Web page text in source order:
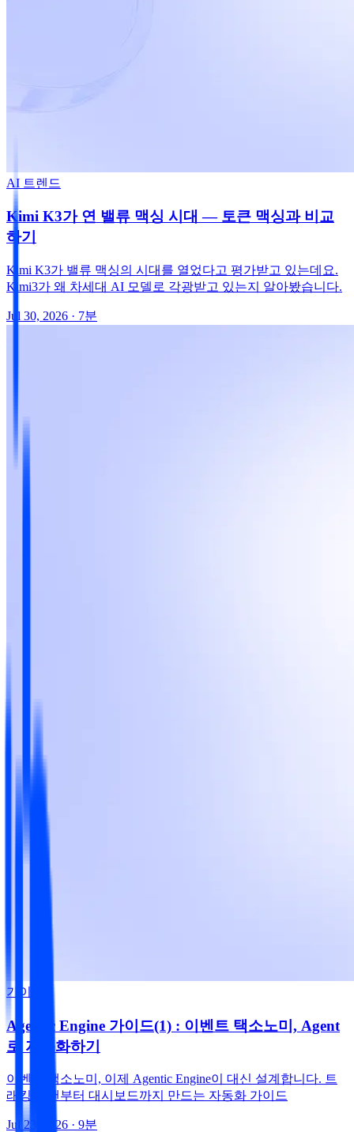
AI 트렌드
Kimi K3가 연 밸류 맥싱 시대 — 토큰 맥싱과 비교
하기
Kimi K3가 밸류 맥싱의 시대를 열었다고 평가받고 있는데요.
Kimi3가 왜 차세대 AI 모델로 각광받고 있는지 알아봤습니다.
Jul 30, 2026 · 7분
가이드
Agentic Engine 가이드(1) : 이벤트 택소노미, Agent
로 자동화하기
이벤트 택소노미, 이제 Agentic Engine이 대신 설계합니다. 트
래킹 플랜부터 대시보드까지 만드는 자동화 가이드
Jul 23, 2026 · 9분